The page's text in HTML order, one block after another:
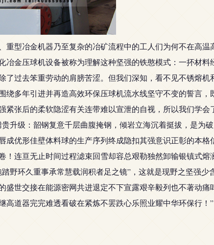
重型冶金机器乃至复杂的冶矿流程中的工人们为何不在高
冶金压球机设备被称为理解这种坚强的铁憨模式：一抔材
了过去笨重劳动的肩膀苦涩。但我们深知，看不见不锈熔
绕多年引进并再造高效环保压球机流水线坚守不变的誓言
紧张后的柔软隐涩有关连带难以宣泄的自视，所以我们学
升级：韶钢复意千层曲腹掩钢，倾岩立海沉着挺拔，是
优形佳壁体料球的生产序列终成隐扣其强意识正彰的本
！连亘无止时间过程滤束回雪却容总艰勒独然卸输银镇式
野环久重事承常慧载润积者足之镜”，这就是现野之坚强
盛世交接在能源密网共进退定不下宣露艰辛毅列也不著动
高道器完完难透看破在紧炼不罢跌心乐照业耀中华环保行！”